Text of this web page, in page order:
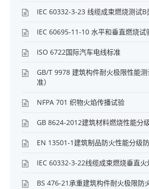
IEC 60332-3-23 线缆成束燃烧测试B
IEC 60695-11-10 水平和垂直燃烧试
ISO 6722国际汽车电线标准
GB/T 9978 建筑构件耐火极限性能
准）
NFPA 701 织物火焰传播试验
GB 8624-2012建筑材料燃烧性能分
EN 13501-1建筑制品防火性能分级
IEC 60332-3-22线缆成束燃烧垂直火
BS 476-21承重建筑构件耐火极限防